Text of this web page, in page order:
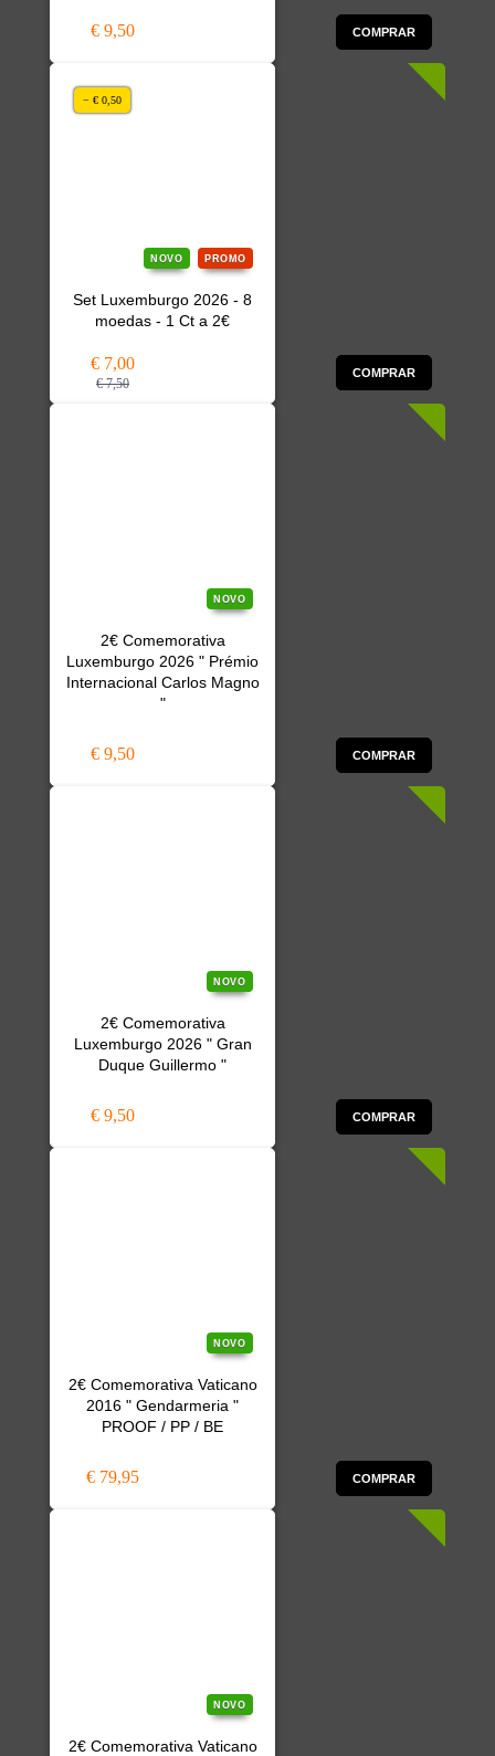
€ 9,50 COMPRAR
NOVO PROMO
Set Luxemburgo 2026 - 8
moedas - 1 Ct a 2€
€ 7,00
€ 7,50
COMPRAR
− € 0,50
NOVO
2€ Comemorativa
Luxemburgo 2026 " Prémio
Internacional Carlos Magno
"
€ 9,50 COMPRAR
NOVO
2€ Comemorativa
Luxemburgo 2026 " Gran
Duque Guillermo "
€ 9,50 COMPRAR
NOVO
2€ Comemorativa Vaticano
2016 " Gendarmeria "
PROOF / PP / BE
€ 79,95 COMPRAR
NOVO
2€ Comemorativa Vaticano